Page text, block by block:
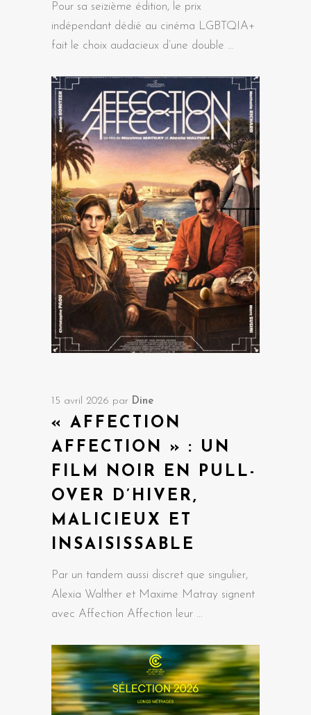
Pour sa seizième édition, le prix
indépendant dédié au cinéma LGBTQIA+
fait le choix audacieux d’une double
15 avril 2026 par Dine
« AFFECTION
AFFECTION » : UN
FILM NOIR EN PULL-
OVER D’HIVER,
MALICIEUX ET
INSAISISSABLE
Par un tandem aussi discret que singulier,
Alexia Walther et Maxime Matray signent
avec Affection Affection leur